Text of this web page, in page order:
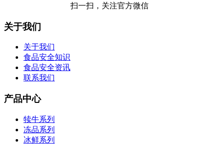
扫一扫，关注官方微信
关于我们
关于我们
食品安全知识
食品安全资讯
联系我们
产品中心
犊牛系列
冻品系列
冰鲜系列